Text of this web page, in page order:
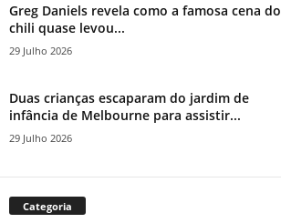
Greg Daniels revela como a famosa cena do
chili quase levou...
29 Julho 2026
Duas crianças escaparam do jardim de
infância de Melbourne para assistir...
29 Julho 2026
Categoria